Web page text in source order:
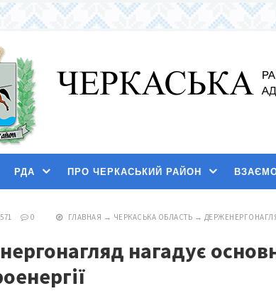
РДА ПРО ЧЕРКАСЬКИЙ РАЙОН
571 0 ГЛАВНАЯ → ЧЕРКАСЬКА ОБЛАСТЬ →
нагадує